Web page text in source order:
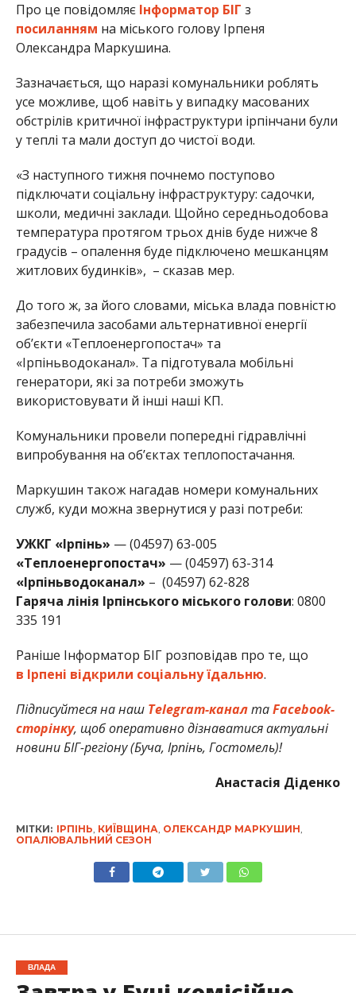
Про це повідомляє Інформатор БІГ з
посиланням на міського голову Ірпеня
Олександра Маркушина.
Зазначається, що наразі комунальники роблять
усе можливе, щоб навіть у випадку масованих
обстрілів критичної інфраструктури ірпінчани були
у теплі та мали доступ до чистої води.
«З наступного тижня почнемо поступово
підключати соціальну інфраструктуру: садочки,
школи, медичні заклади. Щойно середньодобова
температура протягом трьох днів буде нижче 8
градусів – опалення буде підключено мешканцям
житлових будинків», – сказав мер.
До того ж, за його словами, міська влада повністю
забезпечила засобами альтернативної енергії
об’єкти «Теплоенергопостач» та
«Ірпіньводоканал». Та підготувала мобільні
генератори, які за потреби зможуть
використовувати й інші наші КП.
Комунальники провели попередні гідравлічні
випробування на об’єктах теплопостачання.
Маркушин також нагадав номери комунальних
служб, куди можна звернутися у разі потреби:
УЖКГ «Ірпінь» — (04597) 63-005
«Теплоенергопостач» — (04597) 63-314
«Ірпіньводоканал» – (04597) 62-828
Гаряча лінія Ірпінського міського голови: 0800
335 191
Раніше Інформатор БІГ розповідав про те, що
в Ірпені відкрили соціальну їдальню.
Підписуйтеся на наш Telegram-канал таFacebook-
сторінку, щоб оперативно дізнаватися актуальні
новини БІГ-регіону (Буча, Ірпінь, Гостомель)!
Анастасія Діденко
МІТКИ: ІРПІНЬ, КИЇВЩИНА, ОЛЕКСАНДР МАРКУШИН,
ОПАЛЮВАЛЬНИЙ СЕЗОН
ВЛАДА